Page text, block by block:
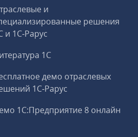
и
решения
и 1С‑Рарус
1С
демо отраслевых
1С‑Рарус
1С:Предприятие 8 онлайн